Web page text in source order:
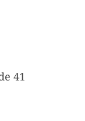
41